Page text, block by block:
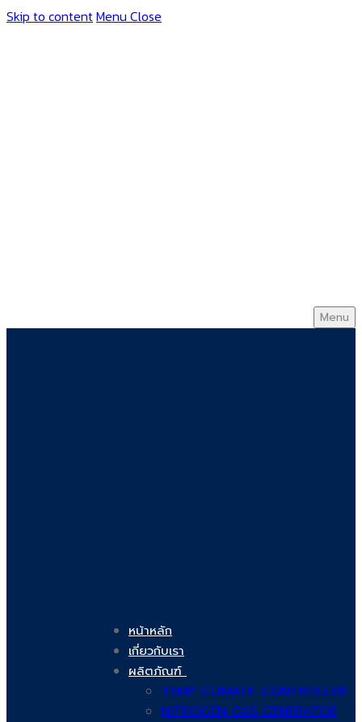
Skip to contentMenu Close
Menu
หน้าหลัก
เกี่ยวกับเรา
ผลิตภัณฑ์
TEMP CLIMATE CONTROLLER
NITROGEN GAS GENERATOR